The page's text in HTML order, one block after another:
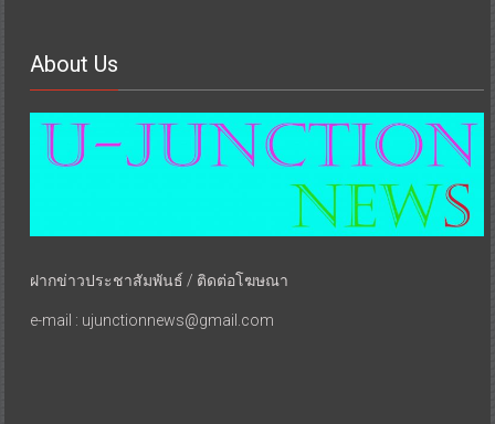
About Us
ฝากข่าวประชาสัมพันธ์ / ติดต่อโฆษณา
e-mail : ujunctionnews@gmail.com